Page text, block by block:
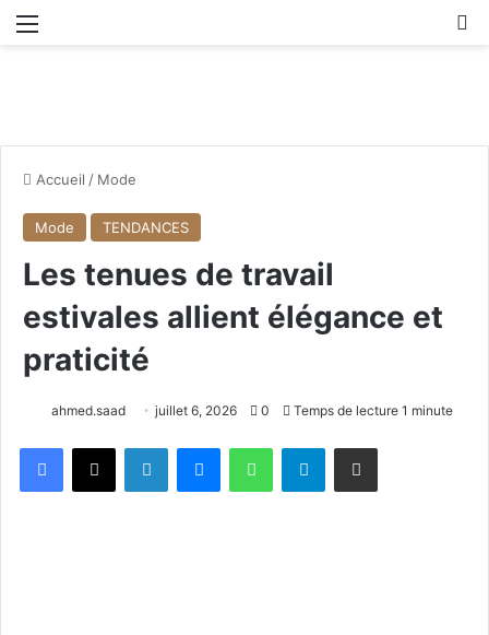
Accueil / Mode
Mode TENDANCES
Les tenues de travail
estivales allient élégance et
praticité
ahmed.saad juillet 6, 2026 0 Temps de lecture 1 minute
Telegram